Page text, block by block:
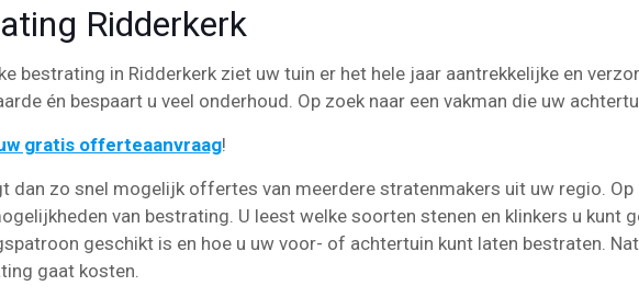
Ridderkerk
bestrating in Ridderkerk ziet uw tuin er het hele jaar aantrekkelijke en
én bespaart u veel onderhoud. Op zoek naar een vakman die uw
gratis offerteaanvraag!
dan zo snel mogelijk offertes van meerdere stratenmakers uit uw regio. Op
van bestrating. U leest welke soorten stenen en klinkers u kunt
geschikt is en hoe u uw voor- of achtertuin kunt laten bestraten.
gaat kosten.